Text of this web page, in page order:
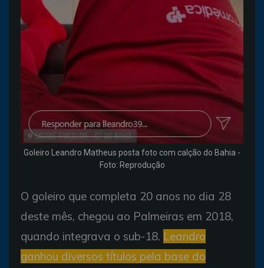
Goleiro Leandro Matheus posta foto com calção do Bahia -
Foto: Reprodução
O goleiro que completa 20 anos no dia 28
deste mês, chegou ao Palmeiras em 2018,
quando integrava o sub-18. Leandro
ganhou diversos títulos pela base do